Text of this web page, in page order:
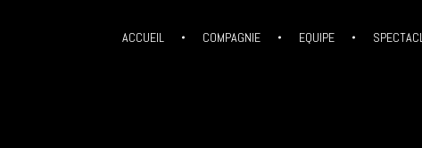
ACCUEIL COMPAGNIE EQUIPE